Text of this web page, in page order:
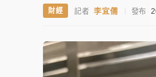
女律師陳昱瑄詐慈濟10億
中信慈善基金會想增加董
財經 記者 李宜儒 | 發布